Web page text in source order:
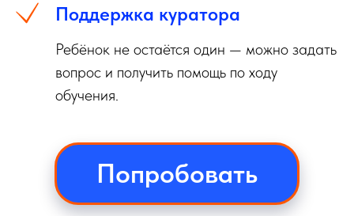
Поддержка куратора
Ребёнок не остаётся один — можно задать
вопрос и получить помощь по ходу
обучения.
Попробовать